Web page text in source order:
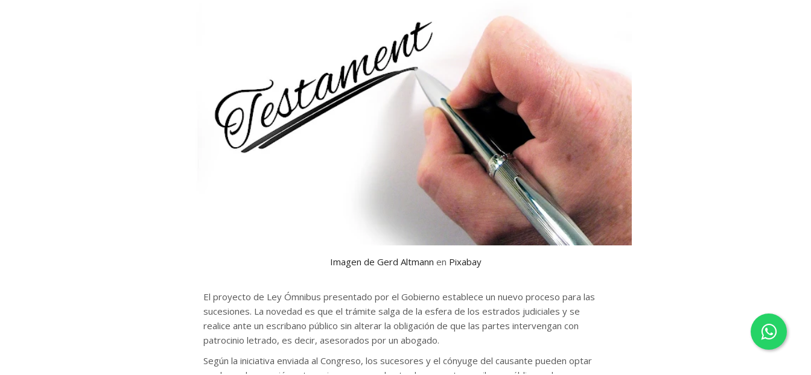
Imagen de Gerd Altmann en Pixabay
El proyecto de Ley Ómnibus presentado por el Gobierno establece un nuevo proceso para las
sucesiones. La novedad es que el trámite salga de la esfera de los estrados judiciales y se
realice ante un escribano público sin alterar la obligación de que las partes intervengan con
patrocinio letrado, es decir, asesorados por un abogado.
Según la iniciativa enviada al Congreso, los sucesores y el cónyuge del causante pueden optar